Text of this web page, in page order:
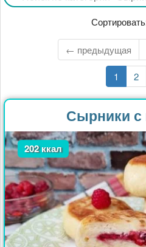
← предыдущая
Текущая
1 2
Сырники с
202 ккал